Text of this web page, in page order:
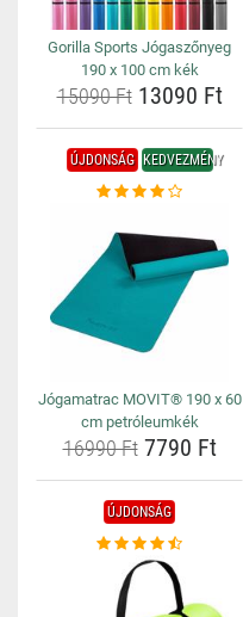
Gorilla Sports Jógaszőnyeg
190 x 100 cm kék
15090 Ft13090 Ft
ÚJDONSÁG KEDVEZMÉNY
Jógamatrac MOVIT® 190 x 60
cm petróleumkék
16990 Ft7790 Ft
ÚJDONSÁG